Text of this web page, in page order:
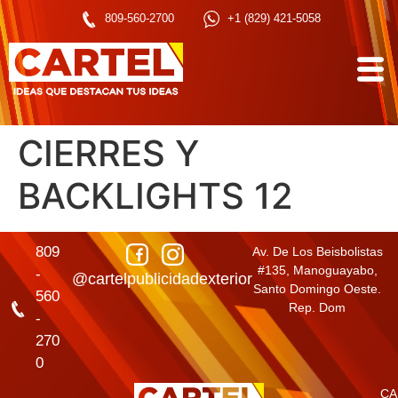
809-560-2700 +1 (829) 421-5058
CIERRES Y
BACKLIGHTS 12
809
-
560
-
270
0
@cartelpublicidadexterior
Av. De Los Beisbolistas
#135, Manoguayabo,
Santo Domingo Oeste.
Rep. Dom